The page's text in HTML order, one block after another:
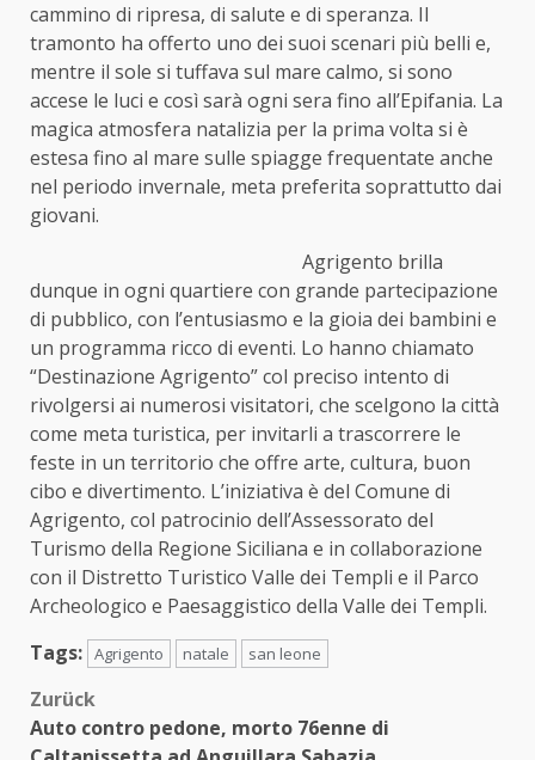
cammino di ripresa, di salute e di speranza. Il
tramonto ha offerto uno dei suoi scenari più belli e,
mentre il sole si tuffava sul mare calmo, si sono
accese le luci e così sarà ogni sera fino all’Epifania. La
magica atmosfera natalizia per la prima volta si è
estesa fino al mare sulle spiagge frequentate anche
nel periodo invernale, meta preferita soprattutto dai
giovani.
Agrigento brilla
dunque in ogni quartiere con grande partecipazione
di pubblico, con l’entusiasmo e la gioia dei bambini e
un programma ricco di eventi. Lo hanno chiamato
“Destinazione Agrigento” col preciso intento di
rivolgersi ai numerosi visitatori, che scelgono la città
come meta turistica, per invitarli a trascorrere le
feste in un territorio che offre arte, cultura, buon
cibo e divertimento. L’iniziativa è del Comune di
Agrigento, col patrocinio dell’Assessorato del
Turismo della Regione Siciliana e in collaborazione
con il Distretto Turistico Valle dei Templi e il Parco
Archeologico e Paesaggistico della Valle dei Templi.
Tags: Agrigento natale san leone
Beitragsnavigation
Zurück
Auto contro pedone, morto 76enne di